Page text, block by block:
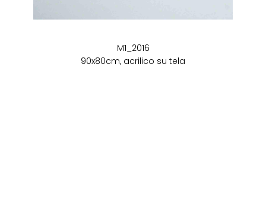
M1_2016
90x80cm, acrilico su tela